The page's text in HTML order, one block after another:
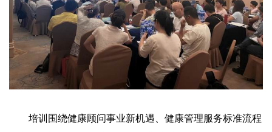
培训围绕健康顾问事业新机遇、健康管理服务标准流程